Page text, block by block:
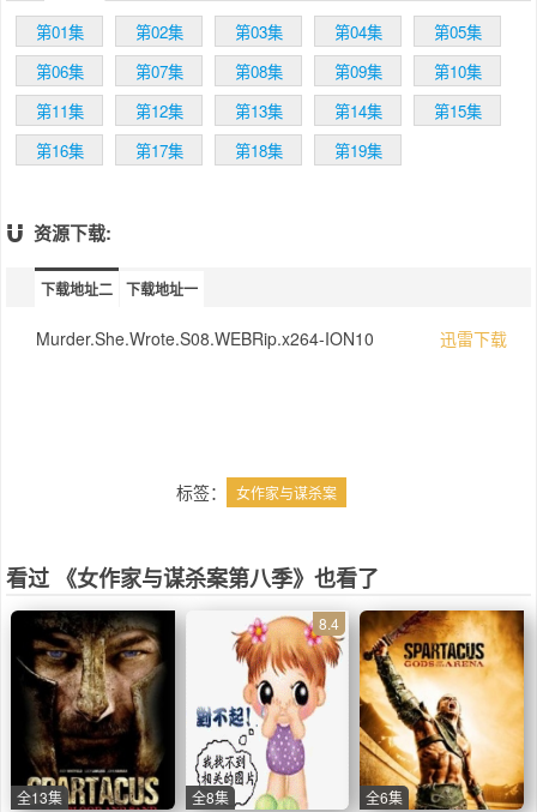
第01集 第02集 第03集 第04集
第05集
第06集
第07集 第08集 第09集
第10集
第11集
第12集 第13集 第14集
第15集
第16集
第17集 第18集 第19集
资源下载:
下载地址二 下载地址一
Murder.She.Wrote.S08.WEBRip.x264-ION10 迅雷下载
标签： 女作家与谋杀案
看过 《女作家与谋杀案第八季》也看了
全13集
8.4
全8集 全6集